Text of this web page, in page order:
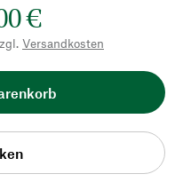
€
Versandkosten